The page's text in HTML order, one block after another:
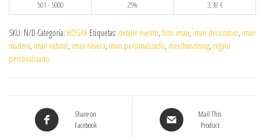
501 - 5000
25% 3,38 €
SKU: N/D Categoría: HOGAR Etiquetas: detalle evento, foto iman, iman decorativo, iman
madera, iman natural, iman nevera, iman personalizado, merchandising, regalo
personalizado
Share on
Facebook
Mail This
Product